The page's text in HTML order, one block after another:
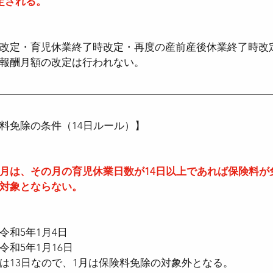
定・育児休業終了時改定・再度の産前産後休業終了時改
酬月額の改定は行われない。
免除の条件（14日ルール）】
は、その月の育児休業日数が14日以上であれば保険料が
象とならない。
和5年1月4日
和5年1月16日
13日なので、1月は保険料免除の対象外となる。